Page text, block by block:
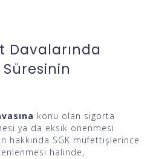
Davalarında
Süresinin
konu olan sigorta
ya da eksik önenmesi
hakkında SGK müfettişlerince
halinde,